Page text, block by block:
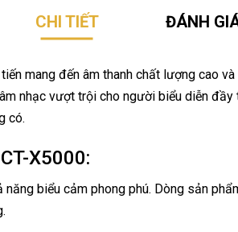
CHI TIẾT ĐÁNH
mang đến âm thanh chất lượng cao
nhạc vượt trội cho người biểu diễn
có.
X5000:
biểu cảm phong phú. Dòng sản